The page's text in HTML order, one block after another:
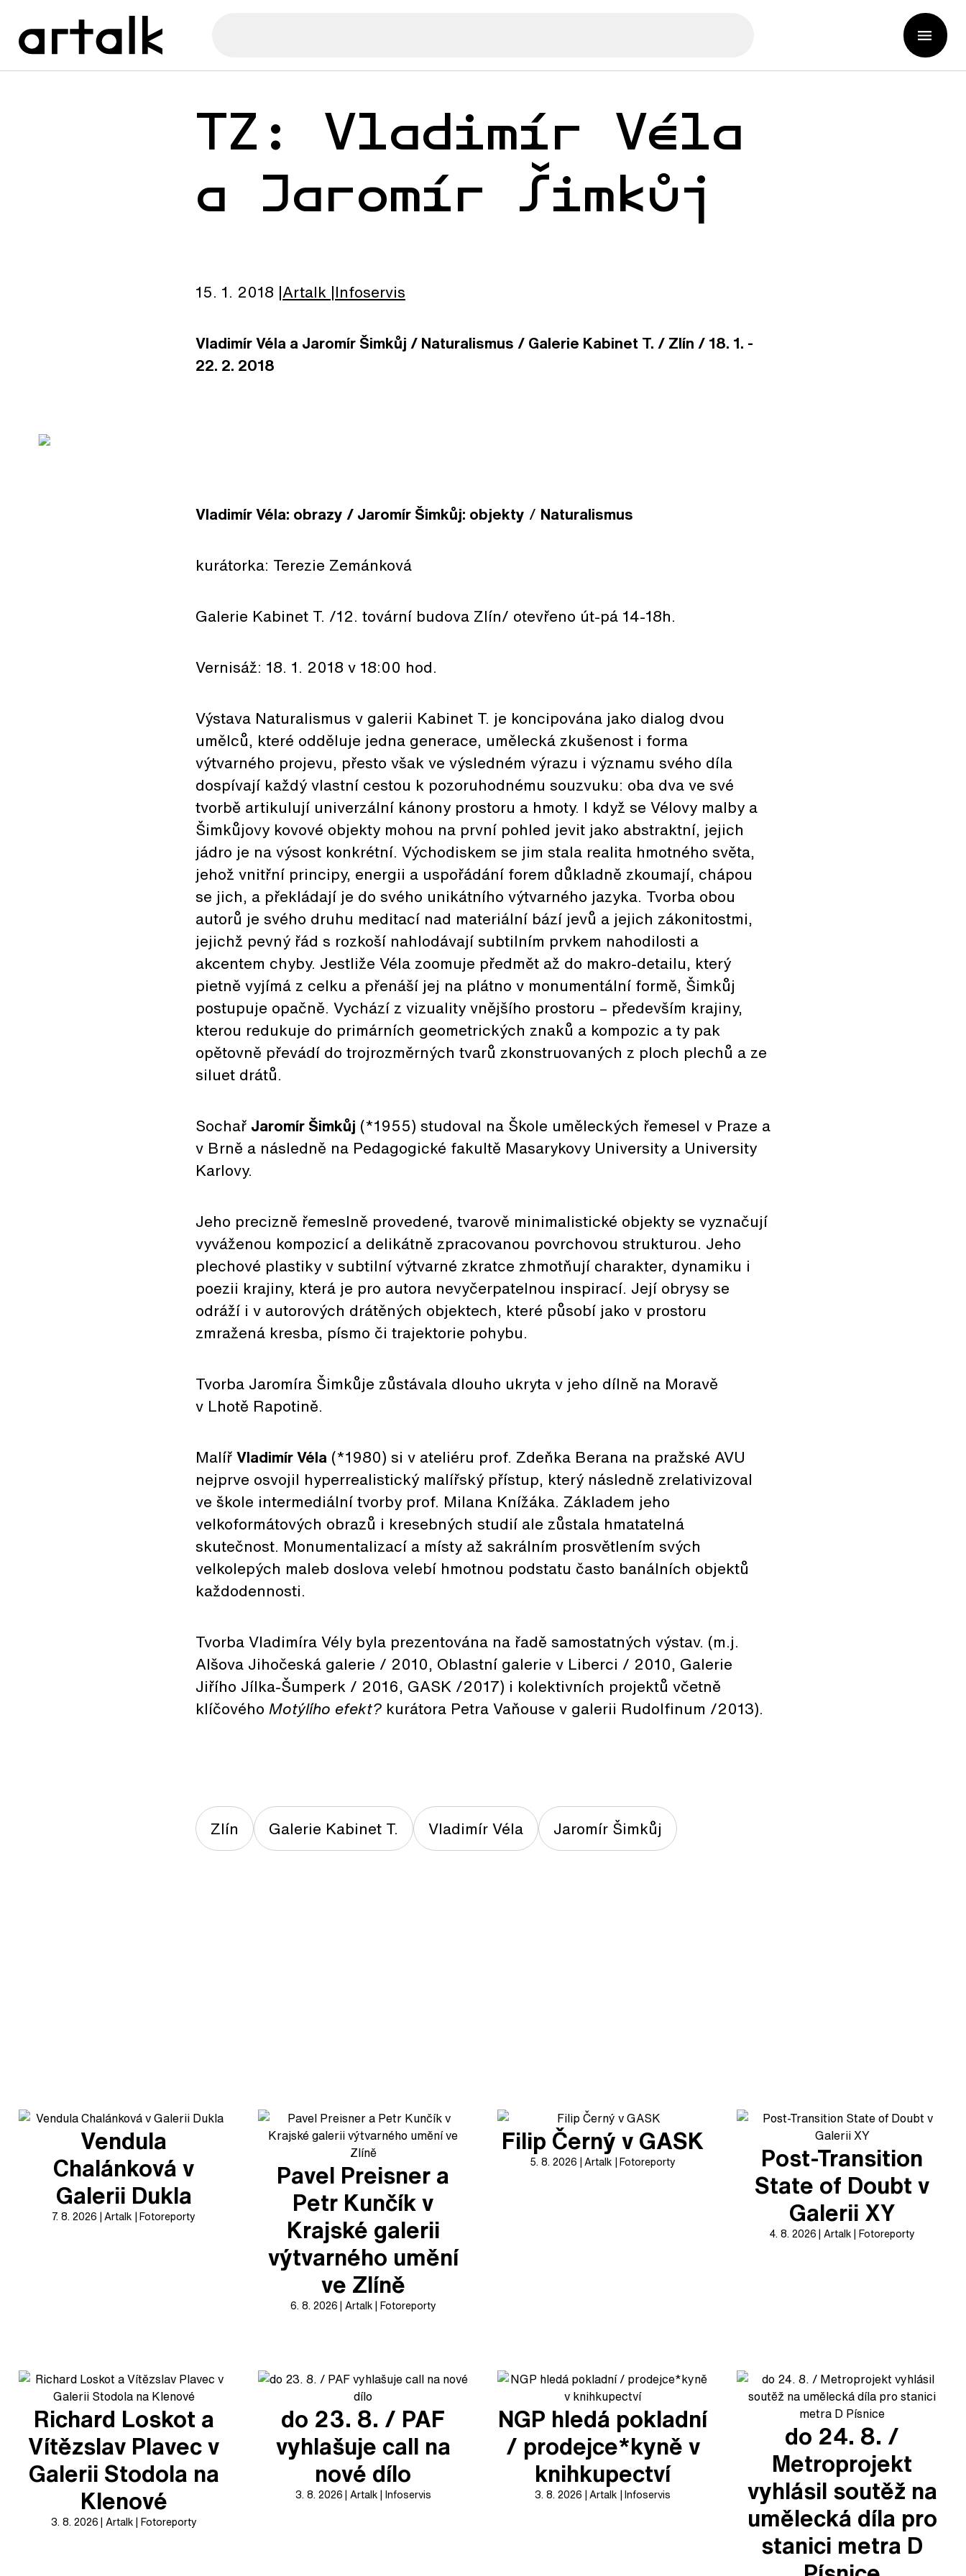
TZ: Vladimír Véla
a Jaromír Šimkůj
15. 1. 2018 Artalk Infoservis
Vladimír Véla a Jaromír Šimkůj / Naturalismus / Galerie Kabinet T. / Zlín / 18. 1. -
22. 2. 2018
VladimírVéla: obrazy / Jaromír Šimkůj: objekty / Naturalismus
kurátorka: Terezie Zemánková
Galerie Kabinet T. /12. tovární budova Zlín/ otevřeno út-pá 14-18h.
Vernisáž: 18. 1. 2018 v 18:00 hod.
Výstava Naturalismus v galerii Kabinet T. je koncipována jako dialog dvou
umělců, které odděluje jedna generace, umělecká zkušenost i forma
výtvarného projevu, přesto však ve výsledném výrazu i významu svého díla
dospívají každý vlastní cestou k pozoruhodnému souzvuku: oba dva ve své
tvorbě artikulují univerzální kánony prostoru a hmoty. I když se Vélovy malby a
Šimkůjovy kovové objekty mohou na první pohled jevit jako abstraktní, jejich
jádro je na výsost konkrétní. Východiskem se jim stala realita hmotného světa,
jehož vnitřní principy, energii a uspořádání forem důkladně zkoumají, chápou
se jich, a překládají je do svého unikátního výtvarného jazyka. Tvorba obou
autorů je svého druhu meditací nad materiální bází jevů a jejich zákonitostmi,
jejichž pevný řád s rozkoší nahlodávají subtilním prvkem nahodilosti a
akcentem chyby. Jestliže Véla zoomuje předmět až do makro-detailu, který
pietně vyjímá z celku a přenáší jej na plátno v monumentální formě, Šimkůj
postupuje opačně. Vychází z vizuality vnějšího prostoru – především krajiny,
kterou redukuje do primárních geometrických znaků a kompozic a ty pak
opětovně převádí do trojrozměrných tvarů zkonstruovaných z ploch plechů a ze
siluet drátů.
Sochař Jaromír Šimkůj (*1955) studoval na Škole uměleckých řemesel v Praze a
v Brně a následně na Pedagogické fakultě Masarykovy University a University
Karlovy.
Jeho precizně řemeslně provedené, tvarově minimalistické objekty se vyznačují
vyváženou kompozicí a delikátně zpracovanou povrchovou strukturou. Jeho
plechové plastiky v subtilní výtvarné zkratce zhmotňují charakter, dynamiku i
poezii krajiny, která je pro autora nevyčerpatelnou inspirací. Její obrysy se
odráží i v autorových drátěných objektech, které působí jako v prostoru
zmražená kresba, písmo či trajektorie pohybu.
Tvorba Jaromíra Šimkůje zůstávala dlouho ukryta v jeho dílně na Moravě
v Lhotě Rapotině.
Malíř Vladimír Véla (*1980) si v ateliéru prof. Zdeňka Berana na pražské AVU
nejprve osvojil hyperrealistický malířský přístup, který následně zrelativizoval
ve škole intermediální tvorby prof. Milana Knížáka. Základem jeho
velkoformátových obrazů i kresebných studií ale zůstala hmatatelná
skutečnost. Monumentalizací a místy až sakrálním prosvětlením svých
velkolepých maleb doslova velebí hmotnou podstatu často banálních objektů
každodennosti.
Tvorba Vladimíra Vély byla prezentována na řadě samostatných výstav. (m.j.
Alšova Jihočeská galerie / 2010, Oblastní galerie v Liberci / 2010, Galerie
Jiřího Jílka-Šumperk / 2016, GASK /2017) i kolektivních projektů včetně
klíčového Motýlího efekt? kurátora Petra Vaňouse v galerii Rudolfinum /2013).
Zlín Galerie Kabinet T. Vladimír Véla Jaromír Šimkůj
Vendula
Chalánková v
Galerii Dukla
7. 8. 2026 Artalk Fotoreporty
Pavel Preisner a
Petr Kunčík v
Krajské galerii
výtvarného umění
ve Zlíně
6. 8. 2026 Artalk Fotoreporty
Filip Černý v GASK
5. 8. 2026 Artalk Fotoreporty
Post-Transition
State of Doubt v
Galerii XY
4. 8. 2026 Artalk Fotoreporty
Richard Loskot a
Vítězslav Plavec v
Galerii Stodola na
Klenové
3. 8. 2026 Artalk Fotoreporty
do 23. 8. / PAF
vyhlašuje call na
nové dílo
3. 8. 2026 Artalk Infoservis
NGP hledá pokladní
/ prodejce*kyně v
knihkupectví
3. 8. 2026 Artalk Infoservis
do 24. 8. /
Metroprojekt
vyhlásil soutěž na
umělecká díla pro
stanici metra D